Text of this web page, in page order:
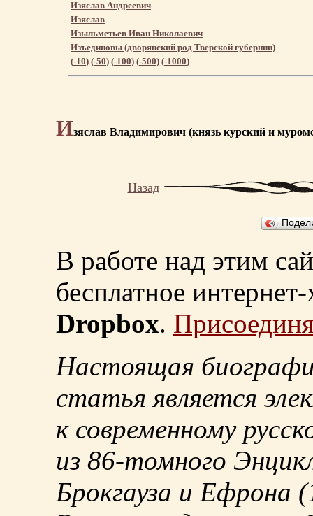
Изяслав Андреевич
Изяслав
Изыльметьев Иван Николаевич
Изъединовы (дворянский род Тверской губернии)
(-10) (-50) (-100) (-500) (-1000)
Изяслав Владимирович (князь курский и
Назад
В работе над этим
бесплатное
Dropbox.
Настоящая
статья является
к современному
из 86-томного
Брокгауза и Ефрона